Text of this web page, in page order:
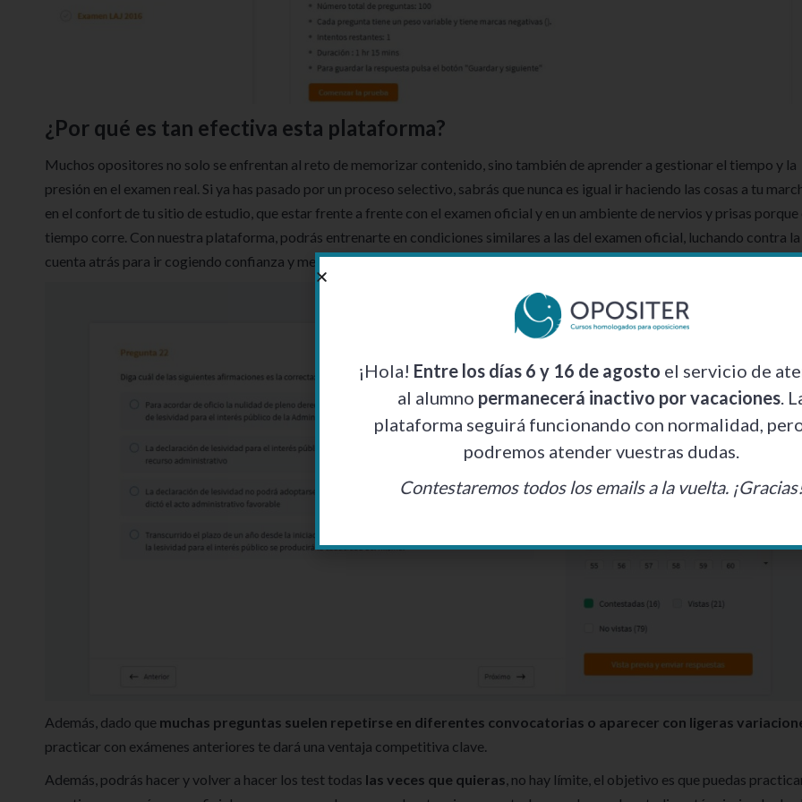
¿Por qué es tan efectiva esta plataforma?
Muchos opositores no solo se enfrentan al reto de memorizar contenido, sino también de aprender a gestionar el tiempo y la
presión en el examen real. Si ya has pasado por un proceso selectivo, sabrás que nunca es igual ir haciendo las cosas a tu
en el confort de tu sitio de estudio, que estar frente a frente con el examen oficial y en un ambiente de nervios y prisas porque
tiempo corre. Con nuestra plataforma, podrás entrenarte en condiciones similares a las del examen oficial, luchando contra la
cuenta atrás para ir cogiendo confianza y mejorar tu capacidad de respuesta.
Además, dado que muchas preguntas suelen repetirse en diferentes convocatorias o aparecer con ligeras
practicar con exámenes anteriores te dará una ventaja competitiva clave.
Además, podrás hacer y volver a hacer los test todas las veces que quieras, no hay límite, el objetivo es que puedas
¡Hola! Entre los días 6 y 16 de agosto el servicio de
al alumno permanecerá inactivo por vacaciones.
plataforma seguirá funcionando con normalidad,
podremos atender vuestras dudas.
Contestaremos todos los emails a la vuelta.